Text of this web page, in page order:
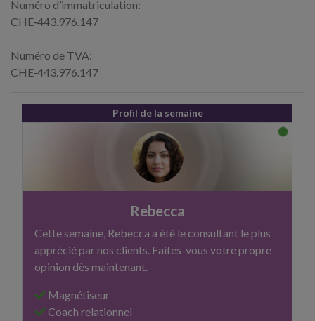
Numéro d’immatriculation:
CHE‑443.976.147
Numéro de TVA:
CHE‑443.976.147
Profil de la semaine
Rebecca
Cette semaine, Rebecca a été le consultant le plus
apprécié par nos clients. Faites-vous votre propre
opinion dès maintenant.
Magnétiseur
Coach relationnel